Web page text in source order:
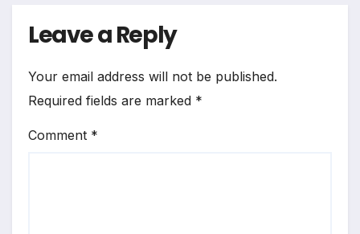
Leave a Reply
Your email address will not be published.
Required fields are marked *
Comment *